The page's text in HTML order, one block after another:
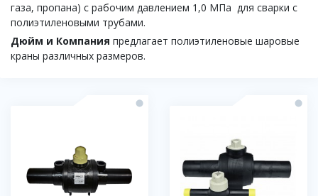
газа, пропана) с рабочим давлением 1,0 МПа для сварки с
полиэтиленовыми трубами.
Дюйм и Компания предлагает полиэтиленовые шаровые
краны различных размеров.